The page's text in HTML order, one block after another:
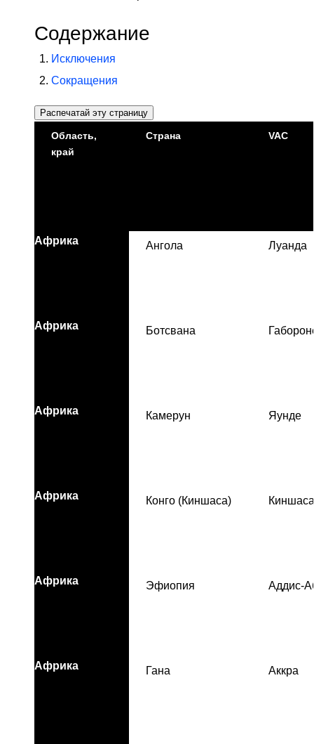
Содержание
Исключения
Сокращения
Распечатай эту страницу
Область,
край
Страна VAC
Африка Ангола Луанда
Африка Ботсвана
Африка Камерун Яунде
Африка Конго (Киншаса) Киншаса
Африка Эфиопия Аддис-
Африка Гана Аккра